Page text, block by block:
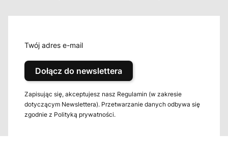
Twój adres e-mail
Dołącz do newslettera
Zapisując się, akceptujesz nasz Regulamin (w zakresie
dotyczącym Newslettera). Przetwarzanie danych odbywa się
zgodnie z Polityką prywatności.